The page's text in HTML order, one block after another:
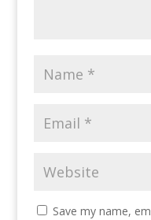
Save my name,